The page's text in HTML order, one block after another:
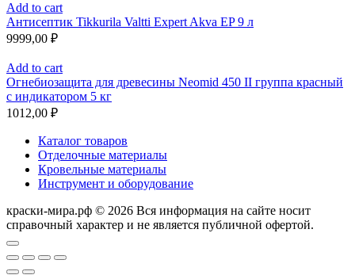
Add to cart
Антисептик Tikkurila Valtti Expert Akva EP 9 л
9999,00 ₽
Add to cart
Огнебиозащита для древесины Neomid 450 II группа красный
с индикатором 5 кг
1012,00 ₽
Каталог товаров
Отделочные материалы
Кровельные материалы
Инструмент и оборудование
краски-мира.рф © 2026 Вся информация на сайте носит
справочный характер и не является публичной офертой.